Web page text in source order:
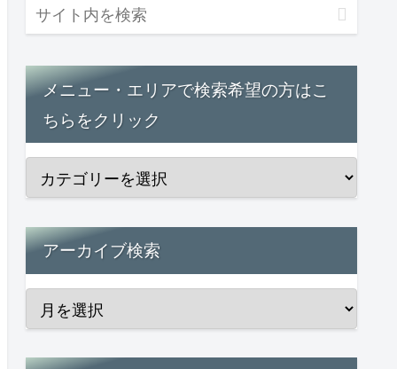
メニュー・エリアで検索希望の方はこ
ちらをクリック
アーカイブ検索